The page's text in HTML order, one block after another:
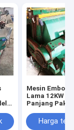
Mesin
Lama 12KW
Panjang
Harga